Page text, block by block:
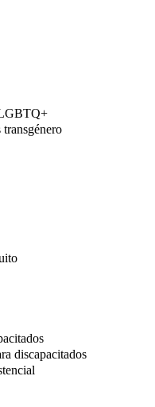
transgénero
discapacitados